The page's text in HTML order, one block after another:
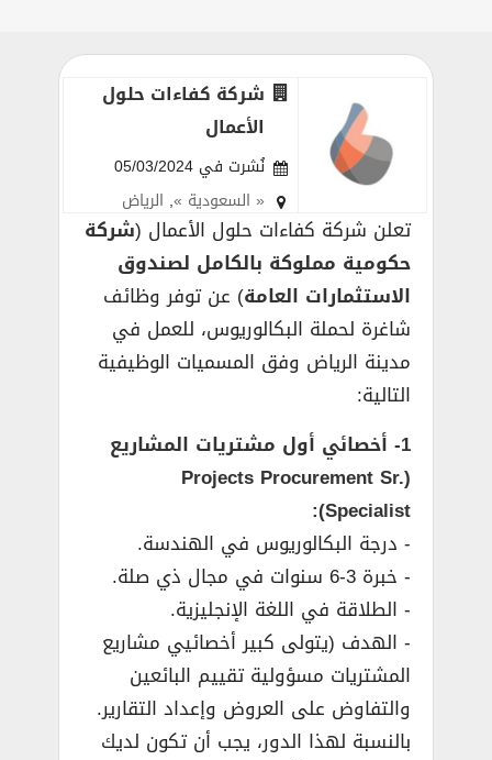
شركة كفاءات حلول
الأعمال
نُشرت في 05/03/2024
« السعودية », الرياض
تعلن شركة كفاءات حلول الأعمال (شركة
حكومية مملوكة بالكامل لصندوق
الاستثمارات العامة) عن توفر وظائف
شاغرة لحملة البكالوريوس، للعمل في
مدينة الرياض وفق المسميات الوظيفية
التالية:
1- أخصائي أول مشتريات المشاريع
(Projects Procurement Sr.
Specialist):
­- درجة البكالوريوس في الهندسة.
­- خبرة 3-6 سنوات في مجال ذي صلة.
­- الطلاقة في اللغة الإنجليزية.
­- الهدف (يتولى كبير أخصائيي مشاريع
المشتريات مسؤولية تقييم البائعين
والتفاوض على العروض وإعداد التقارير.
بالنسبة لهذا الدور، يجب أن تكون لديك